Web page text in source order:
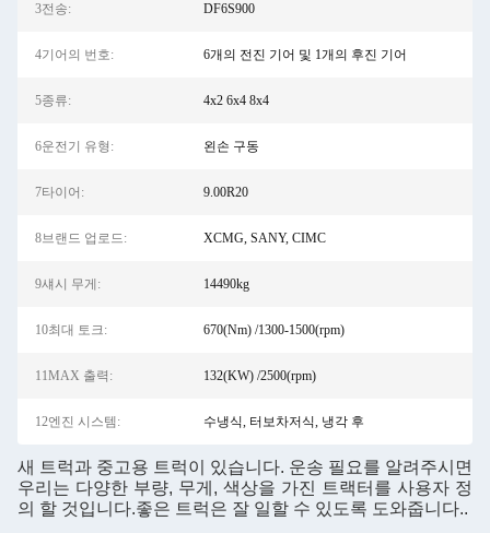
3전송: DF6S900
4기어의 번호: 6개의 전진 기어 및 1개의 후진 기어
5종류: 4x2 6x4 8x4
6운전기 유형: 왼손 구동
7타이어: 9.00R20
8브랜드 업로드: XCMG, SANY, CIMC
9섀시 무게: 14490kg
10최대 토크: 670(Nm) /1300-1500(rpm)
11MAX 출력: 132(KW) /2500(rpm)
12엔진 시스템: 수냉식, 터보차저식, 냉각 후
새 트럭과 중고용 트럭이 있습니다. 운송 필요를 알려주시면
우리는 다양한 부량, 무게, 색상을 가진 트랙터를 사용자 정
의 할 것입니다.좋은 트럭은 잘 일할 수 있도록 도와줍니다..